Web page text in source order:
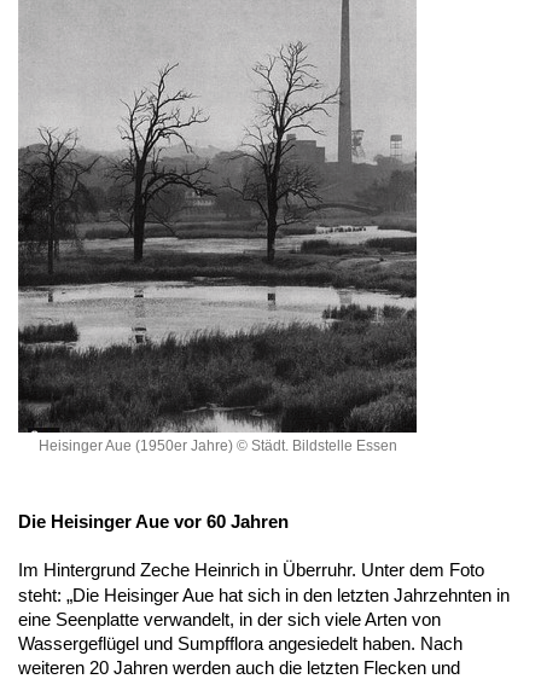
Heisinger Aue (1950er Jahre) © Städt. Bildstelle Essen
Die Heisinger Aue vor 60 Jahren
Im Hintergrund Zeche Heinrich in Überruhr. Unter dem Foto
steht: „Die Heisinger Aue hat sich in den letzten Jahrzehnten in
eine Seenplatte verwandelt, in der sich viele Arten von
Wassergeflügel und Sumpfflora angesiedelt haben. Nach
weiteren 20 Jahren werden auch die letzten Flecken und